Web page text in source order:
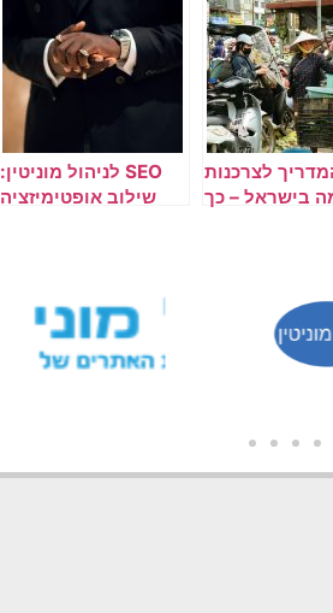
לצרכנות
בישראל – כך
SEO לניהול מוניטין:
שילוב אופטימיזציה